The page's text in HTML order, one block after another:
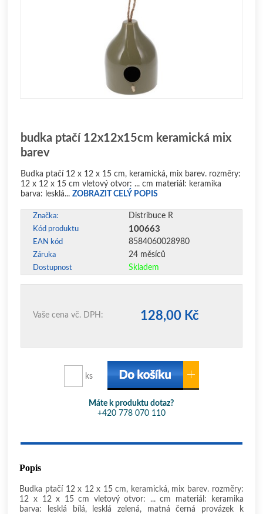
budka ptačí 12x12x15cm keramická mix
barev
Budka ptačí 12 x 12 x 15 cm, keramická, mix barev. rozměry:
12 x 12 x 15 cm vletový otvor: ... cm materiál: keramika
barva: lesklá... ZOBRAZIT CELÝ POPIS
Značka: Distribuce R
Kód produktu 100663
EAN kód 8584060028980
Záruka 24 měsíců
Dostupnost Skladem
Vaše cena vč. DPH: 128,00 Kč
ks
Máte k produktu dotaz?
+420 778 070 110
Popis
Budka ptačí 12 x 12 x 15 cm, keramická, mix barev. rozměry:
12 x 12 x 15 cm vletový otvor: ... cm materiál: keramika
barva: lesklá bílá, lesklá zelená, matná černá provázek k